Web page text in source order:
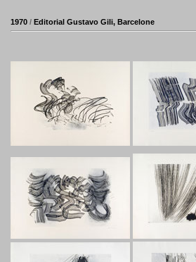
1970 / Editorial Gustavo Gili, Barcelone